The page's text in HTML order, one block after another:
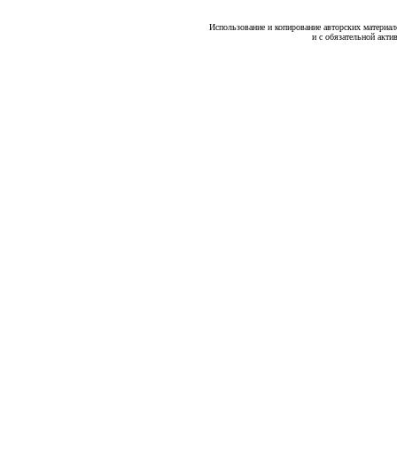
Использование и копирование авторских
и с обязательной